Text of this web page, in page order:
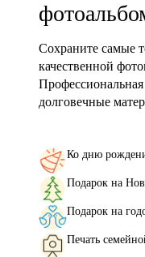
Сохраните самые
качественной
долговечные
Ко дню
Подарок на
Подарок на
Печать